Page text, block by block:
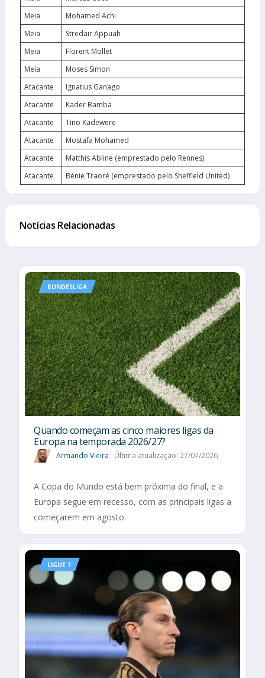
Meia
Mohamed Achi
Meia
Stredair Appuah
Meia
Florent Mollet
Meia
Moses Simon
Atacante
Ignatius Ganago
Atacante
Kader Bamba
Atacante
Tino Kadewere
Atacante
Mostafa Mohamed
Atacante
Matthis Abline (emprestado pelo Rennes)
Atacante
Bénie Traoré (emprestado pelo Sheffield United)
Notícias Relacionadas
BUNDESLIGA
Quando começam as cinco maiores ligas da
Europa na temporada 2026/27?
Armando Vieira Última atualização: 27/07/2026
A Copa do Mundo está bem próxima do final, e a
Europa segue em recesso, com as principais ligas a
começarem em agosto.
LIGUE 1